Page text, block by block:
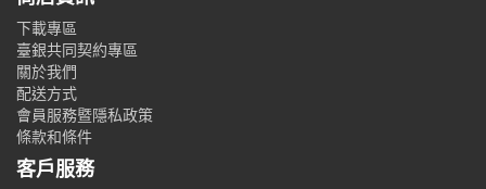
下載專區
臺銀共同契約專區
關於我們
配送方式
會員服務暨隱私政策
條款和條件
客戶服務